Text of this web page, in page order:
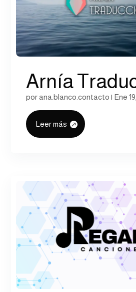
Arnía
porana.blanco.contacto | Ene
Leer más